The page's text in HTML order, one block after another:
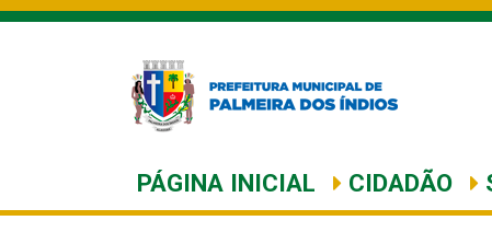
PÁGINA INICIAL CIDADÃO